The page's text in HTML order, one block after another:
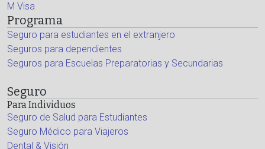
M Visa
Programa
Seguro para estudiantes en el extranjero
Seguros para dependientes
Seguros para Escuelas Preparatorias y Secundarias
Seguro
Para Individuos
Seguro de Salud para Estudiantes
Seguro Médico para Viajeros
Dental & Visión